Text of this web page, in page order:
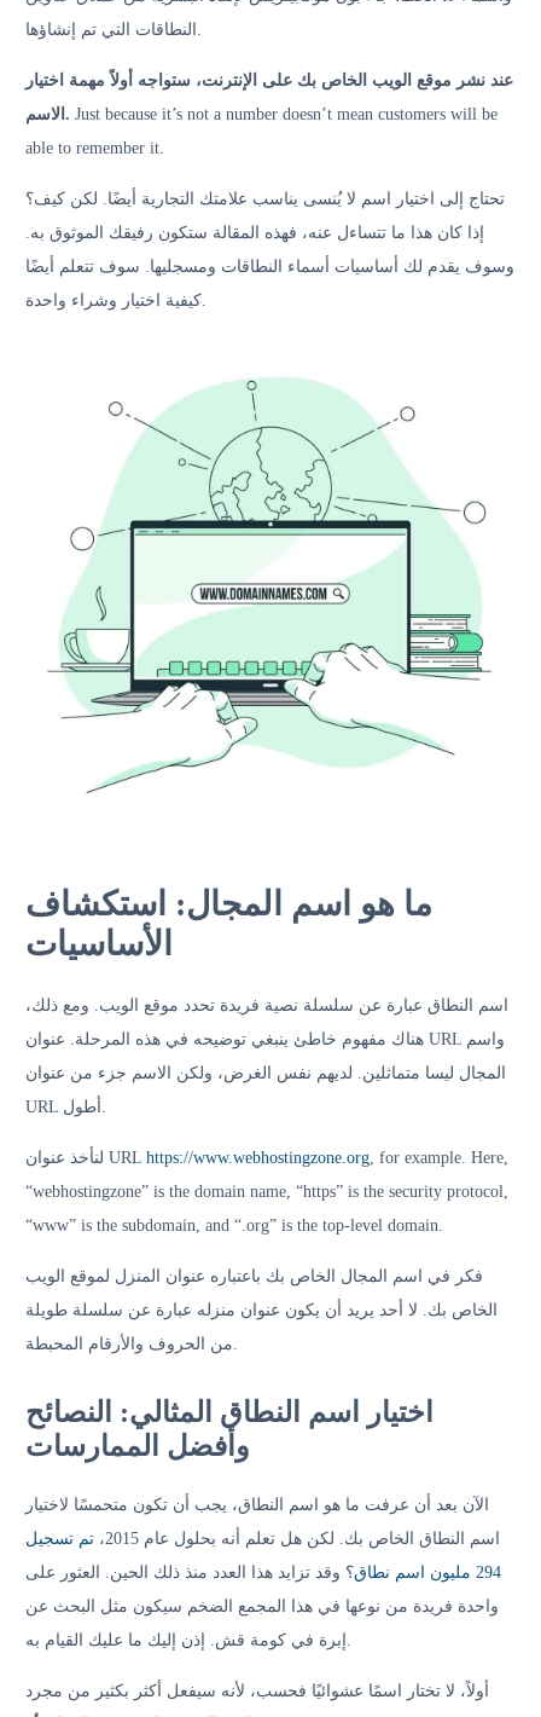
النطاقات التي تم إنشاؤها.
عند نشر موقع الويب الخاص بك على الإنترنت، ستواجه أولاً مهمة اختيار
الاسم. Just because it’s not a number doesn’t mean customers will be
able to remember it.
تحتاج إلى اختيار اسم لا يُنسى يناسب علامتك التجارية أيضًا. لكن كيف؟
إذا كان هذا ما تتساءل عنه، فهذه المقالة ستكون رفيقك الموثوق به.
وسوف يقدم لك أساسيات أسماء النطاقات ومسجليها. سوف تتعلم أيضًا
كيفية اختيار وشراء واحدة.
ما هو اسم المجال: استكشاف
الأساسيات
اسم النطاق عبارة عن سلسلة نصية فريدة تحدد موقع الويب. ومع ذلك،
هناك مفهوم خاطئ ينبغي توضيحه في هذه المرحلة. عنوان URL واسم
المجال ليسا متماثلين. لديهم نفس الغرض، ولكن الاسم جزء من عنوان
URL أطول.
لنأخذ عنوان URL https://www.webhostingzone.org, for example. Here,
“webhostingzone” is the domain name, “https” is the security protocol,
“www” is the subdomain, and “.org” is the top-level domain.
فكر في اسم المجال الخاص بك باعتباره عنوان المنزل لموقع الويب
الخاص بك. لا أحد يريد أن يكون عنوان منزله عبارة عن سلسلة طويلة
من الحروف والأرقام المحبطة.
اختيار اسم النطاق المثالي: النصائح
وأفضل الممارسات
الآن بعد أن عرفت ما هو اسم النطاق، يجب أن تكون متحمسًا لاختيار
اسم النطاق الخاص بك. لكن هل تعلم أنه بحلول عام 2015،
تم تسجيل
294 مليون اسم نطاق
؟ وقد تزايد هذا العدد منذ ذلك الحين. العثور على
واحدة فريدة من نوعها في هذا المجمع الضخم سيكون مثل البحث عن
إبرة في كومة قش. إذن إليك ما عليك القيام به.
أولاً، لا تختار اسمًا عشوائيًا فحسب، لأنه سيفعل أكثر بكثير من مجرد